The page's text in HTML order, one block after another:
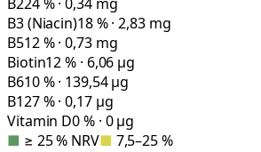
B3 (Niacin)18 % · 2,83 mg
B512 % · 0,73 mg
Biotin12 % · 6,06 µg
B610 % · 139,54 µg
B127 % · 0,17 µg
Vitamin D0 % · 0 µg
■ ≥ 25 % NRV■ 7,5–25 %